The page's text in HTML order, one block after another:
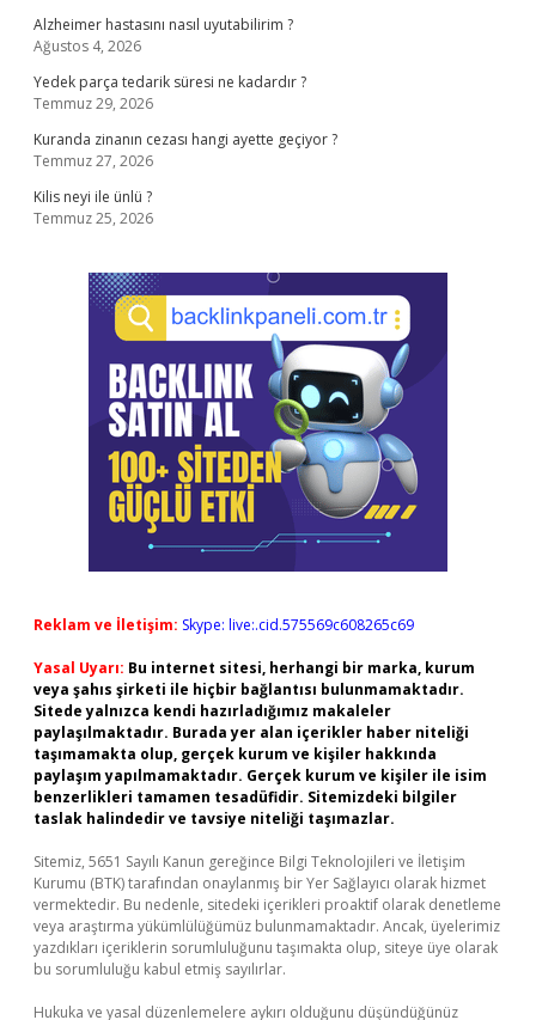
Alzheimer hastasını nasıl uyutabilirim ?
Ağustos 4, 2026
Yedek parça tedarik süresi ne kadardır ?
Temmuz 29, 2026
Kuranda zinanın cezası hangi ayette geçiyor ?
Temmuz 27, 2026
Kilis neyi ile ünlü ?
Temmuz 25, 2026
Reklam ve İletişim: Skype: live:.cid.575569c608265c69
Yasal Uyarı: Bu internet sitesi, herhangi bir marka, kurum
veya şahıs şirketi ile hiçbir bağlantısı bulunmamaktadır.
Sitede yalnızca kendi hazırladığımız makaleler
paylaşılmaktadır. Burada yer alan içerikler haber niteliği
taşımamakta olup, gerçek kurum ve kişiler hakkında
paylaşım yapılmamaktadır. Gerçek kurum ve kişiler ile isim
benzerlikleri tamamen tesadüfidir. Sitemizdeki bilgiler
taslak halindedir ve tavsiye niteliği taşımazlar.
Sitemiz, 5651 Sayılı Kanun gereğince Bilgi Teknolojileri ve İletişim
Kurumu (BTK) tarafından onaylanmış bir Yer Sağlayıcı olarak hizmet
vermektedir. Bu nedenle, sitedeki içerikleri proaktif olarak denetleme
veya araştırma yükümlülüğümüz bulunmamaktadır. Ancak, üyelerimiz
yazdıkları içeriklerin sorumluluğunu taşımakta olup, siteye üye olarak
bu sorumluluğu kabul etmiş sayılırlar.
Hukuka ve yasal düzenlemelere aykırı olduğunu düşündüğünüz